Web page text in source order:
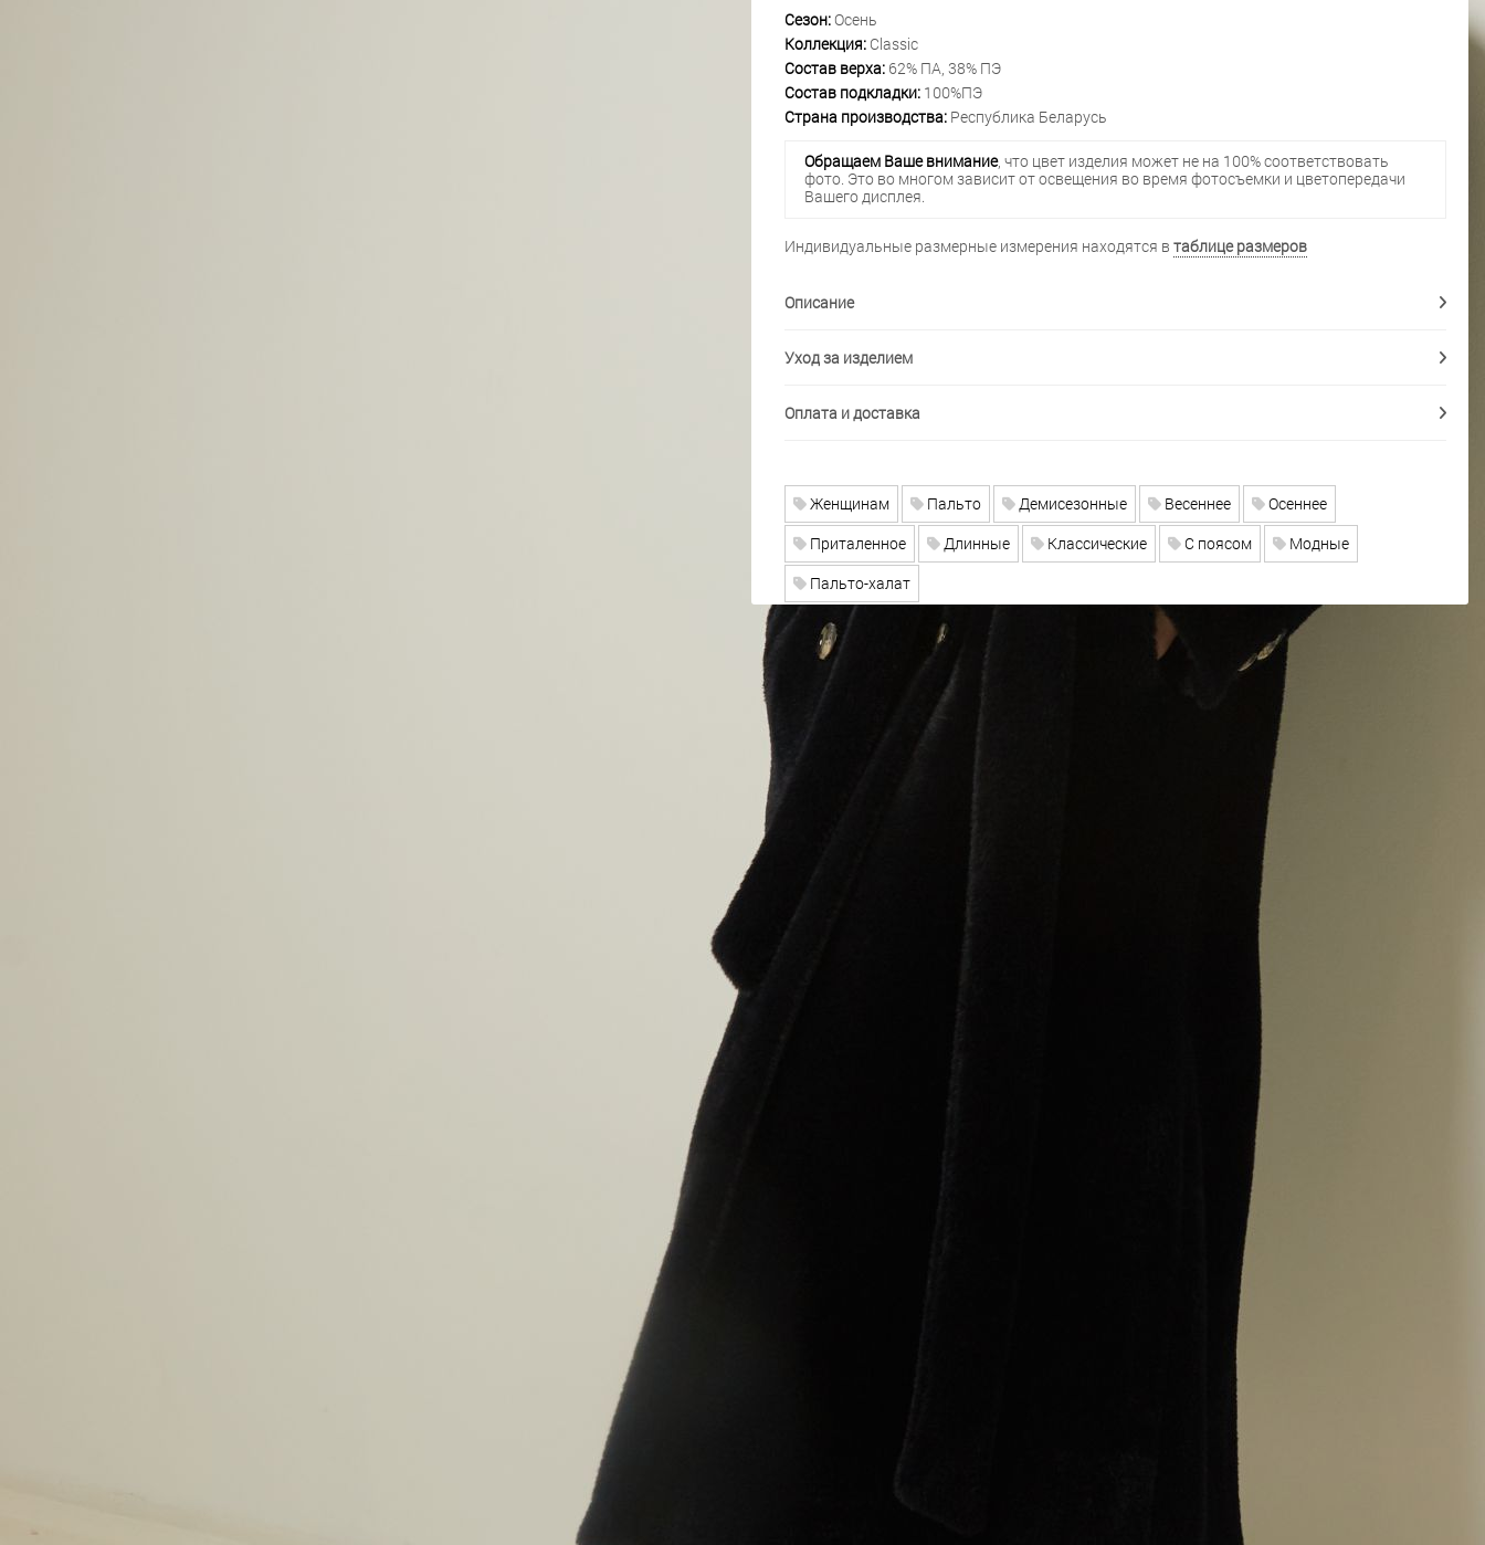
Сезон:Осень
Коллекция:Classic
Состав верха:62% ПА, 38% ПЭ
Состав подкладки:100%ПЭ
Страна производства:Республика Беларусь
Обращаем Ваше внимание, что цвет изделия может не на 100% соответствовать
фото. Это во многом зависит от освещения во время фотосъемки и цветопередачи
Вашего дисплея.
Индивидуальные размерные измерения находятся в таблице размеров
Описание
Уход за изделием
Оплата и доставка
Женщинам Пальто Демисезонные Весеннее
Осеннее
Приталенное
Длинные Классические С поясом
Модные
Пальто-халат